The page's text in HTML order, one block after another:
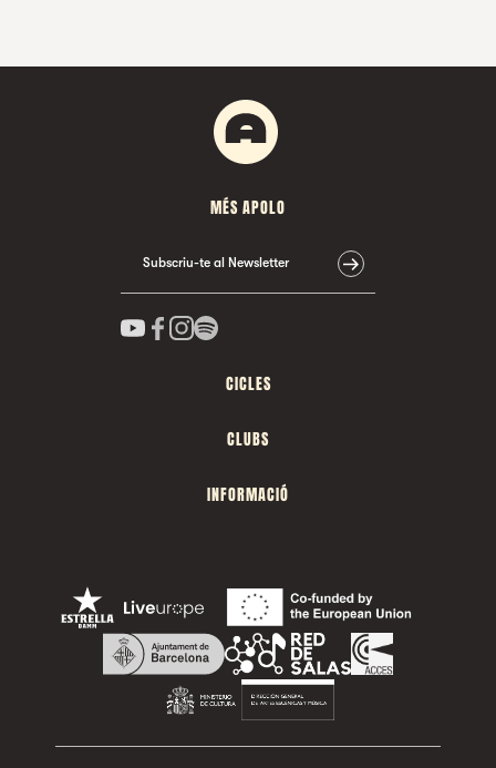
MÉS APOLO
Subscriu-te al Newsletter
CICLES
CLUBS
INFORMACIÓ